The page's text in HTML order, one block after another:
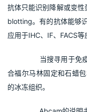
抗体只能识别降解或变
blotting。有的抗体能够
应用于IHC、IF、FACS等
合福尔马林固定和石蜡
的冰冻组织。